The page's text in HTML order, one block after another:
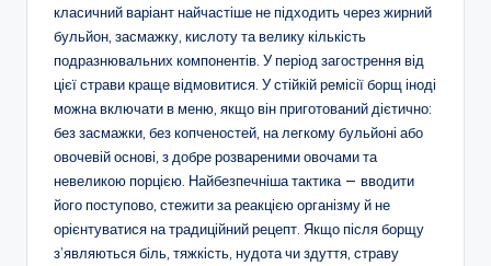
класичний варіант найчастіше не підходить через жирний
бульйон, засмажку, кислоту та велику кількість
подразнювальних компонентів. У період загострення від
цієї страви краще відмовитися. У стійкій ремісії борщ іноді
можна включати в меню, якщо він приготований дієтично:
без засмажки, без копченостей, на легкому бульйоні або
овочевій основі, з добре розвареними овочами та
невеликою порцією. Найбезпечніша тактика — вводити
його поступово, стежити за реакцією організму й не
орієнтуватися на традиційний рецепт. Якщо після борщу
з’являються біль, тяжкість, нудота чи здуття, страву